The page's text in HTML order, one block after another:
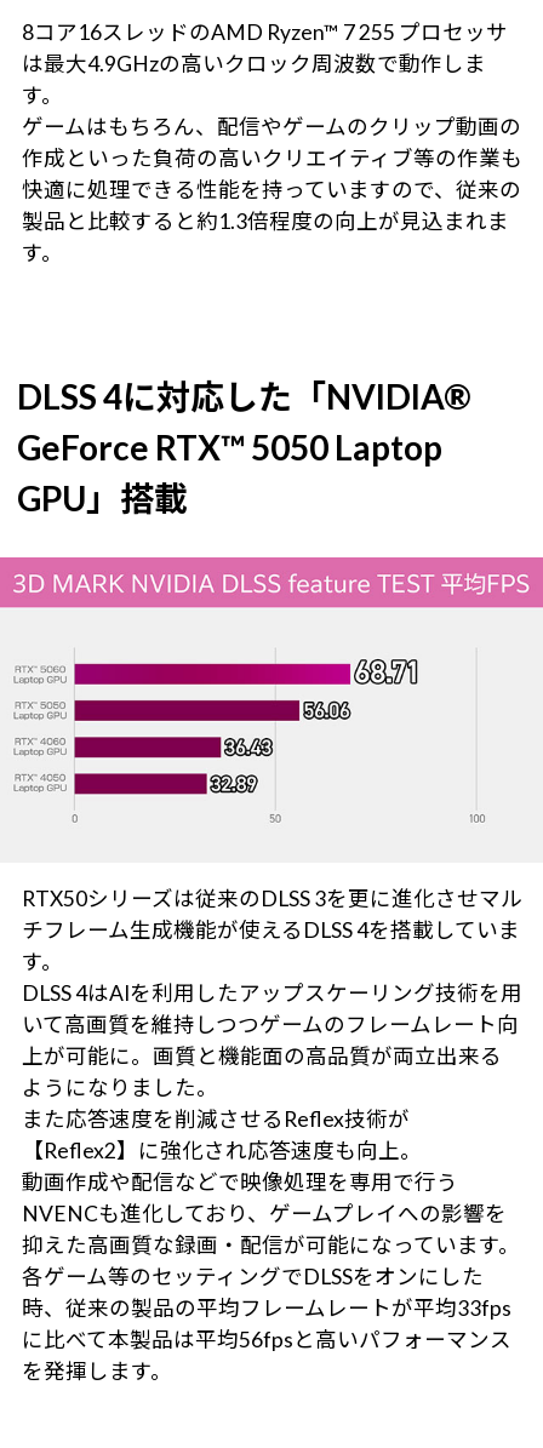
8コア16スレッドのAMD Ryzen™ 7 255 プロセッサ
は最大4.9GHzの高いクロック周波数で動作しま
す。
ゲームはもちろん、配信やゲームのクリップ動画の
作成といった負荷の高いクリエイティブ等の作業も
快適に処理できる性能を持っていますので、従来の
製品と比較すると約1.3倍程度の向上が見込まれま
す。
DLSS 4に対応した「NVIDIA®
GeForce RTX™ 5050 Laptop
GPU」搭載
RTX50シリーズは従来のDLSS 3を更に進化させマル
チフレーム生成機能が使えるDLSS 4を搭載していま
す。
DLSS 4はAIを利用したアップスケーリング技術を用
いて高画質を維持しつつゲームのフレームレート向
上が可能に。画質と機能面の高品質が両立出来る
ようになりました。
また応答速度を削減させるReflex技術が
【Reflex2】に強化され応答速度も向上。
動画作成や配信などで映像処理を専用で行う
NVENCも進化しており、ゲームプレイへの影響を
抑えた高画質な録画・配信が可能になっています。
各ゲーム等のセッティングでDLSSをオンにした
時、従来の製品の平均フレームレートが平均33fps
に比べて本製品は平均56fpsと高いパフォーマンス
を発揮します。